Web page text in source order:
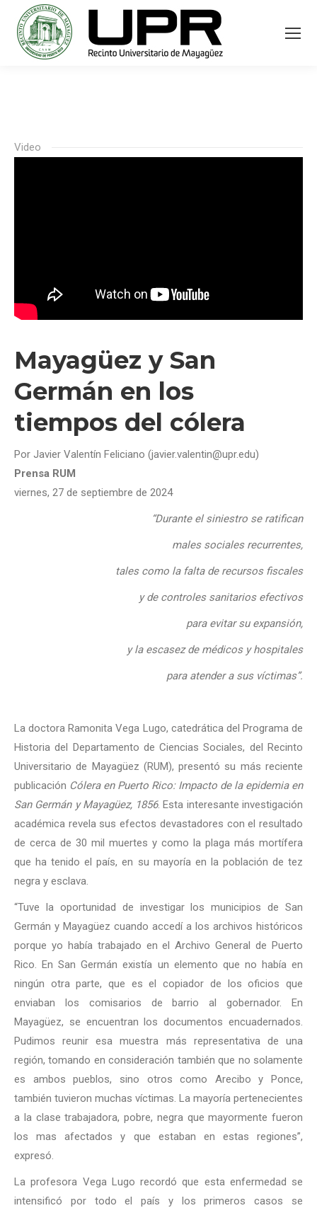
Video
Mayagüez y San
Germán en los
tiempos del cólera
Por Javier Valentín Feliciano (javier.valentin@upr.edu)
Prensa RUM
viernes, 27 de septiembre de 2024
“Durante el siniestro se ratifican
males sociales recurrentes,
tales como la falta de recursos fiscales
y de controles sanitarios efectivos
para evitar su expansión,
y la escasez de médicos y hospitales
para atender a sus víctimas”.
La doctora Ramonita Vega Lugo, catedrática del Programa de
Historia del Departamento de Ciencias Sociales, del Recinto
Universitario de Mayagüez (RUM), presentó su más reciente
publicación Cólera en Puerto Rico: Impacto de la epidemia en
San Germán y Mayagüez, 1856. Esta interesante investigación
académica revela sus efectos devastadores con el resultado
de cerca de 30 mil muertes y como la plaga más mortífera
que ha tenido el país, en su mayoría en la población de tez
negra y esclava.
“Tuve la oportunidad de investigar los municipios de San
Germán y Mayagüez cuando accedí a los archivos históricos
porque yo había trabajado en el Archivo General de Puerto
Rico. En San Germán existía un elemento que no había en
ningún otra parte, que es el copiador de los oficios que
enviaban los comisarios de barrio al gobernador. En
Mayagüez, se encuentran los documentos encuadernados.
Pudimos reunir esa muestra más representativa de una
región, tomando en consideración también que no solamente
es ambos pueblos, sino otros como Arecibo y Ponce,
también tuvieron muchas víctimas. La mayoría pertenecientes
a la clase trabajadora, pobre, negra que mayormente fueron
los mas afectados y que estaban en estas regiones”,
expresó.
La profesora Vega Lugo recordó que esta enfermedad se
intensificó por todo el país y los primeros casos se